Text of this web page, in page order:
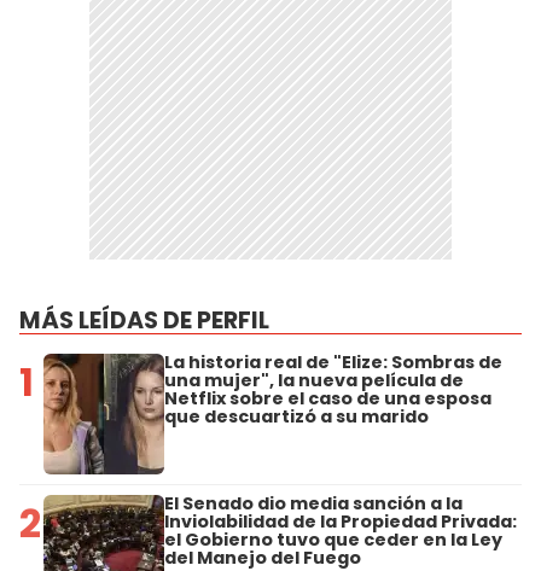
MÁS LEÍDAS DE PERFIL
1 La historia real de "Elize: Sombras de
una mujer", la nueva película de
Netflix sobre el caso de una esposa
que descuartizó a su marido
2 El Senado dio media sanción a la
Inviolabilidad de la Propiedad Privada:
el Gobierno tuvo que ceder en la Ley
del Manejo del Fuego